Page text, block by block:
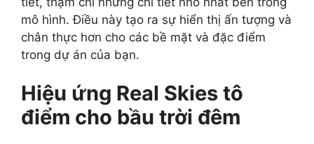
mô hình. Điều này tạo ra sự hiển thị ấn tượng và
chân thực hơn cho các bề mặt và đặc điểm
trong dự án của bạn.
Hiệu ứng Real Skies tô
điểm cho bầu trời đêm